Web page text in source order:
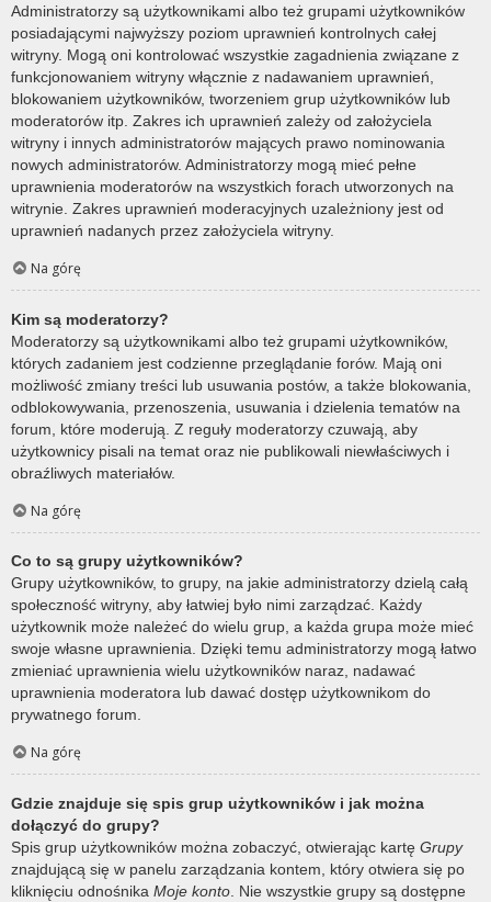
Administratorzy są użytkownikami albo też grupami użytkowników
posiadającymi najwyższy poziom uprawnień kontrolnych całej
witryny. Mogą oni kontrolować wszystkie zagadnienia związane z
funkcjonowaniem witryny włącznie z nadawaniem uprawnień,
blokowaniem użytkowników, tworzeniem grup użytkowników lub
moderatorów itp. Zakres ich uprawnień zależy od założyciela
witryny i innych administratorów mających prawo nominowania
nowych administratorów. Administratorzy mogą mieć pełne
uprawnienia moderatorów na wszystkich forach utworzonych na
witrynie. Zakres uprawnień moderacyjnych uzależniony jest od
uprawnień nadanych przez założyciela witryny.
Na górę
Kim są moderatorzy?
Moderatorzy są użytkownikami albo też grupami użytkowników,
których zadaniem jest codzienne przeglądanie forów. Mają oni
możliwość zmiany treści lub usuwania postów, a także blokowania,
odblokowywania, przenoszenia, usuwania i dzielenia tematów na
forum, które moderują. Z reguły moderatorzy czuwają, aby
użytkownicy pisali na temat oraz nie publikowali niewłaściwych i
obraźliwych materiałów.
Na górę
Co to są grupy użytkowników?
Grupy użytkowników, to grupy, na jakie administratorzy dzielą całą
społeczność witryny, aby łatwiej było nimi zarządzać. Każdy
użytkownik może należeć do wielu grup, a każda grupa może mieć
swoje własne uprawnienia. Dzięki temu administratorzy mogą łatwo
zmieniać uprawnienia wielu użytkowników naraz, nadawać
uprawnienia moderatora lub dawać dostęp użytkownikom do
prywatnego forum.
Na górę
Gdzie znajduje się spis grup użytkowników i jak można
dołączyć do grupy?
Spis grup użytkowników można zobaczyć, otwierając kartę Grupy
znajdującą się w panelu zarządzania kontem, który otwiera się po
kliknięciu odnośnika Moje konto . Nie wszystkie grupy są dostępne